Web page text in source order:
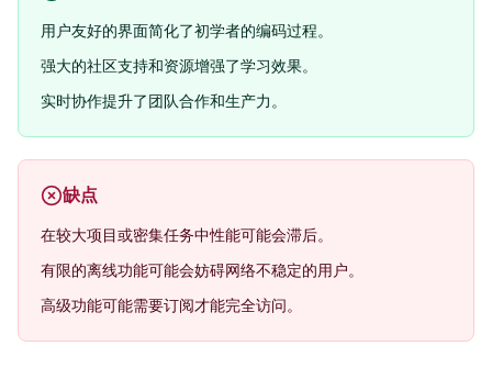
用户友好的界面简化了初学者的编码过程。
强大的社区支持和资源增强了学习效果。
实时协作提升了团队合作和生产力。
缺点
在较大项目或密集任务中性能可能会滞后。
有限的离线功能可能会妨碍网络不稳定的用户。
高级功能可能需要订阅才能完全访问。